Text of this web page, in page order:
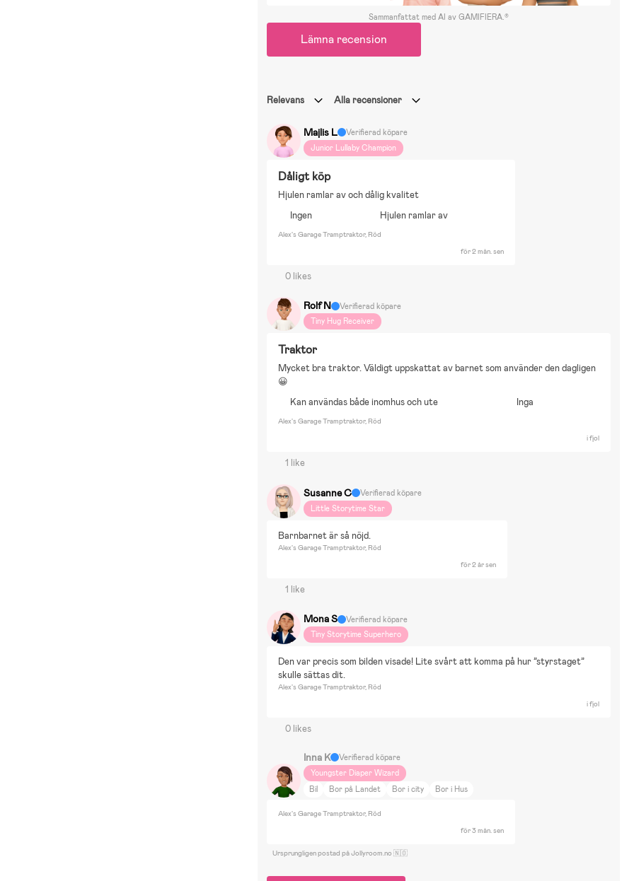
Sammanfattat med AI av GAMIFIERA.®
Lämna recension
Relevans Alla recensioner
Majlis L
Verifierad köpare
Junior Lullaby Champion
Dåligt köp
Hjulen ramlar av och dålig kvalitet
Ingen
Hjulen ramlar av
Alex's Garage Tramptraktor, Röd
för 2 mån. sen
0 likes
Rolf N
Verifierad köpare
Tiny Hug Receiver
Traktor
Mycket bra traktor. Väldigt uppskattat av barnet som använder den dagligen
😀
Kan användas både inomhus och ute
Inga
Alex's Garage Tramptraktor, Röd
i fjol
1 like
Susanne C
Verifierad köpare
Little Storytime Star
Barnbarnet är så nöjd.
Alex's Garage Tramptraktor, Röd
för 2 år sen
1 like
Mona S
Verifierad köpare
Tiny Storytime Superhero
Den var precis som bilden visade! Lite svårt att komma på hur ”styrstaget”
skulle sättas dit.
Alex's Garage Tramptraktor, Röd
i fjol
0 likes
Inna K
Verifierad köpare
Youngster Diaper Wizard
Bil
Bor på Landet Bor i city Bor i Hus
Alex's Garage Tramptraktor, Röd
för 3 mån. sen
Ursprungligen postad på Jollyroom.no 🇳🇴